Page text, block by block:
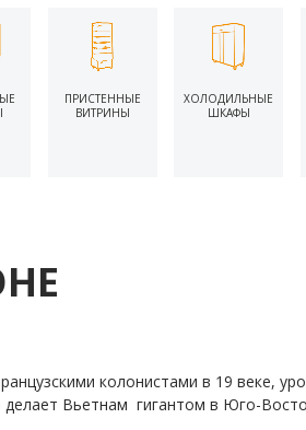
ПРИСТЕННЫЕ
ВИТРИНЫ
ХОЛОДИЛЬНЫЕ
ШКАФЫ
колонистами в 19 веке,
делает Вьетнам гигантом в Юго-